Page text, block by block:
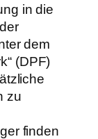
in die
dem
(DPF)
zu
finden